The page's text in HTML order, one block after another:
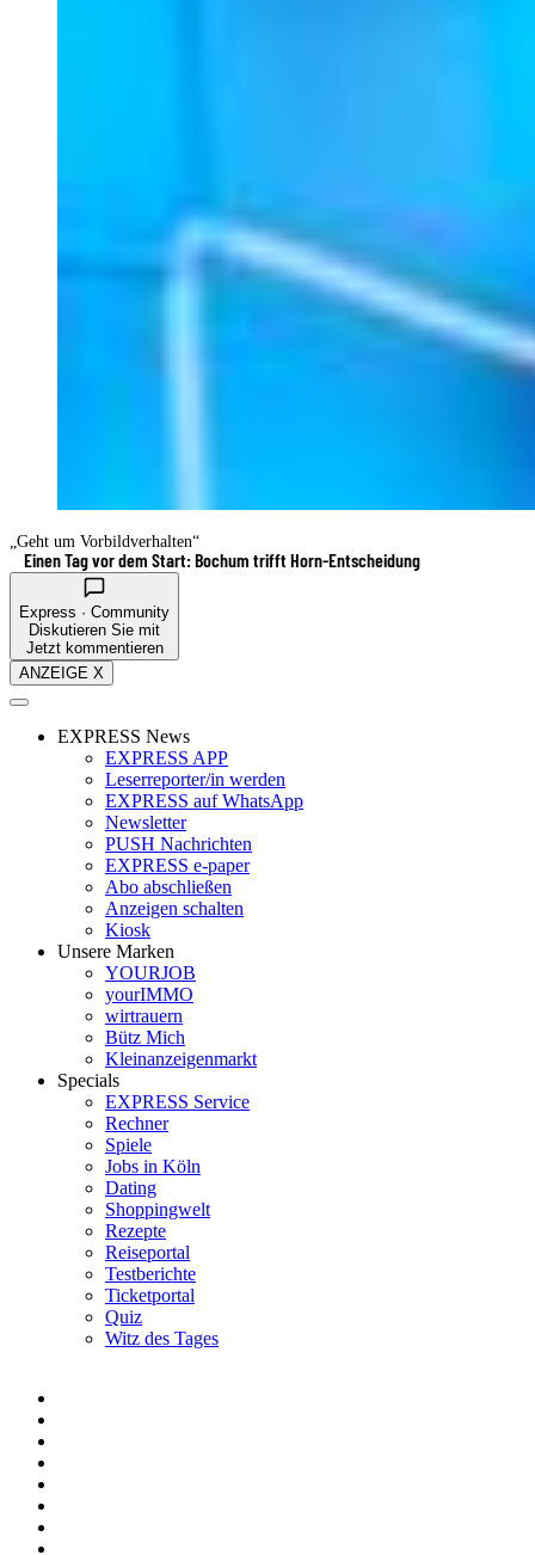
„Geht um Vorbildverhalten“
Einen Tag vor dem Start: Bochum trifft Horn-Entscheidung
Express · Community
Diskutieren Sie mit
Jetzt kommentieren
ANZEIGE X
EXPRESS News
EXPRESS APP
Leserreporter/in werden
EXPRESS auf WhatsApp
Newsletter
PUSH Nachrichten
EXPRESS e-paper
Abo abschließen
Anzeigen schalten
Kiosk
Unsere Marken
YOURJOB
yourIMMO
wirtrauern
Bütz Mich
Kleinanzeigenmarkt
Specials
EXPRESS Service
Rechner
Spiele
Jobs in Köln
Dating
Shoppingwelt
Rezepte
Reiseportal
Testberichte
Ticketportal
Quiz
Witz des Tages